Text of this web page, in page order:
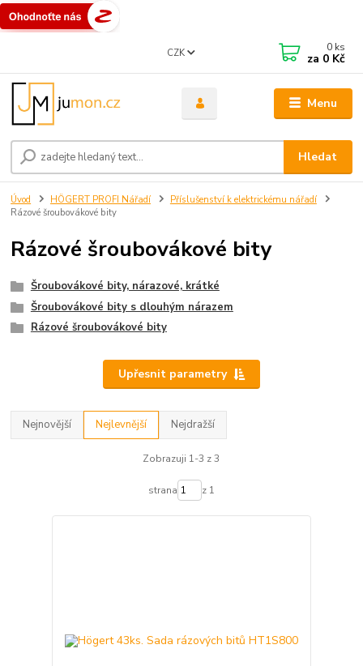
Menu
CZK
Hledat
0 ks
za 0 Kč
Úvod HÖGERT PROFI Nářadí
Příslušenství k elektrickému nářadí
Rázové šroubovákové bity
Rázové šroubovákové bity
Šroubovákové bity, nárazové, krátké
Šroubovákové bity s dlouhým nárazem
Rázové šroubovákové bity
Upřesnit parametry
Nejnovější Nejlevnější Nejdražší
Zobrazuji 1-3 z 3
strana z 1